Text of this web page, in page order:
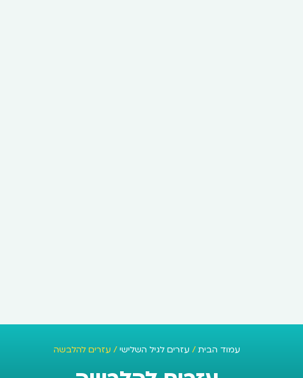
עמוד הבית / עזרים לגיל השלישי / עזרים להלבשה